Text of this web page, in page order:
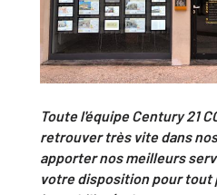
Toute l'équipe Century 21
retrouver très vite dans
apporter nos meilleurs
votre disposition pour tout